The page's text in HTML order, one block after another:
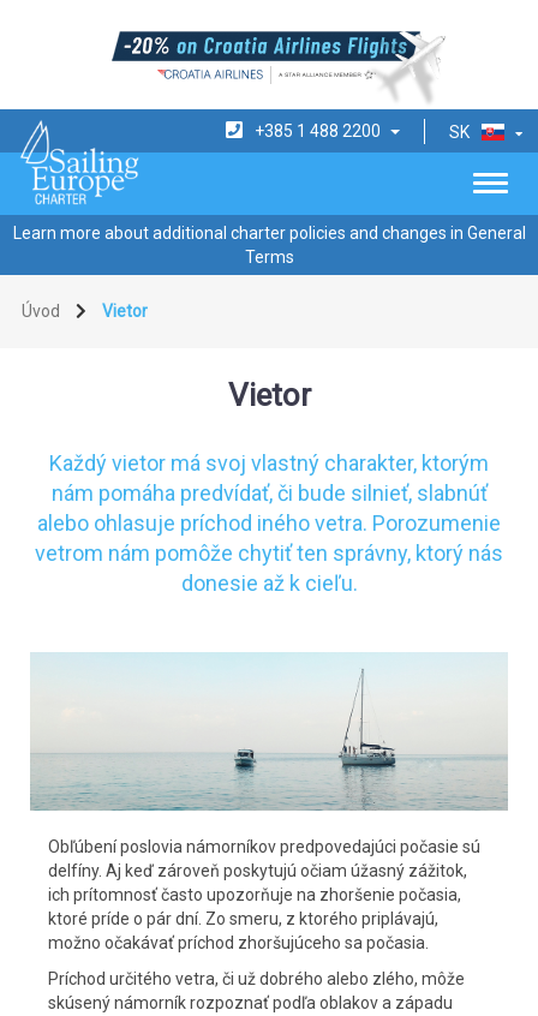
SK
+385 1 488 2200
Learn more about additional charter policies and changes in General
Terms
Úvod Vietor
Vietor
Každý vietor má svoj vlastný charakter, ktorým
nám pomáha predvídať, či bude silnieť, slabnúť
alebo ohlasuje príchod iného vetra. Porozumenie
vetrom nám pomôže chytiť ten správny, ktorý nás
donesie až k cieľu.
Obľúbení poslovia námorníkov predpovedajúci počasie sú
delfíny. Aj keď zároveň poskytujú očiam úžasný zážitok,
ich prítomnosť často upozorňuje na zhoršenie počasia,
ktoré príde o pár dní. Zo smeru, z ktorého priplávajú,
možno očakávať príchod zhoršujúceho sa počasia.
Príchod určitého vetra, či už dobrého alebo zlého, môže
skúsený námorník rozpoznať podľa oblakov a západu